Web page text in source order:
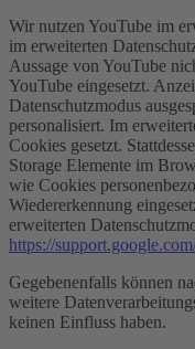
Wir nutzen YouTube im
im erweiterten
Aussage von YouTube
YouTube eingesetzt.
Datenschutzmodus
personalisiert. Im
Cookies gesetzt.
Storage Elemente im
wie Cookies
Wiedererkennung
erweiterten
https://
Gegebenenfalls können
weitere
keinen Einfluss haben.